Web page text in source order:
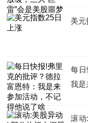
美元
每日
我是
滚